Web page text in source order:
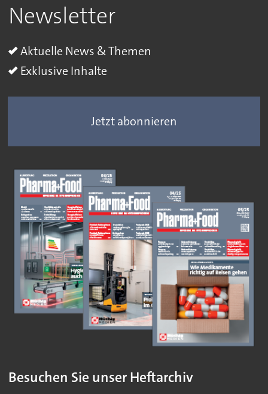
Newsletter
Aktuelle News & Themen
Exklusive Inhalte
Jetzt abonnieren
Besuchen Sie unser Heftarchiv